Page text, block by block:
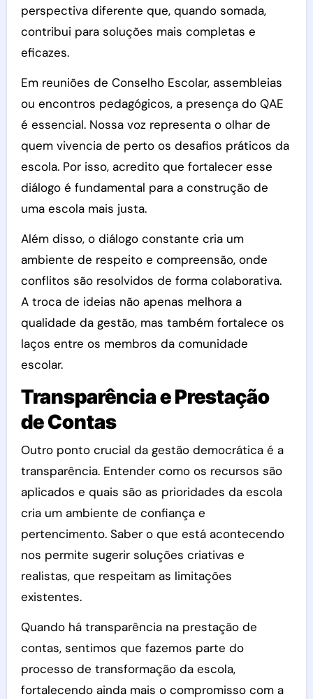
perspectiva diferente que, quando somada,
contribui para soluções mais completas e
eficazes.
Em reuniões de Conselho Escolar, assembleias
ou encontros pedagógicos, a presença do QAE
é essencial. Nossa voz representa o olhar de
quem vivencia de perto os desafios práticos da
escola. Por isso, acredito que fortalecer esse
diálogo é fundamental para a construção de
uma escola mais justa.
Além disso, o diálogo constante cria um
ambiente de respeito e compreensão, onde
conflitos são resolvidos de forma colaborativa.
A troca de ideias não apenas melhora a
qualidade da gestão, mas também fortalece os
laços entre os membros da comunidade
escolar.
Transparência e Prestação
de Contas
Outro ponto crucial da gestão democrática é a
transparência. Entender como os recursos são
aplicados e quais são as prioridades da escola
cria um ambiente de confiança e
pertencimento. Saber o que está acontecendo
nos permite sugerir soluções criativas e
realistas, que respeitam as limitações
existentes.
Quando há transparência na prestação de
contas, sentimos que fazemos parte do
processo de transformação da escola,
fortalecendo ainda mais o compromisso com a